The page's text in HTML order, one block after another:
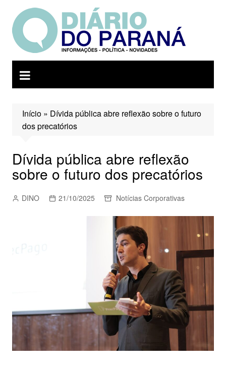
para
conteúdo
Início» Dívida pública abre reflexão sobre o futuro
dos precatórios
Dívida pública abre reflexão
sobre o futuro dos precatórios
DINO 21/10/2025 Notícias Corporativas